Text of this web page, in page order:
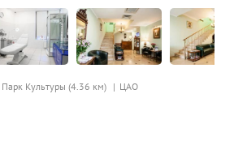
Парк Культуры (4.36 км) ЦАО